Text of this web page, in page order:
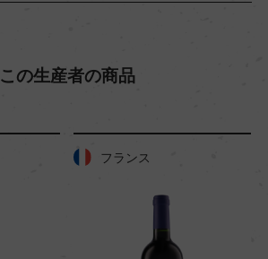
この生産者の商品
フランス